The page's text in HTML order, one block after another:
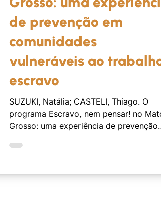
Grosso: uma experiência
de prevenção em
comunidades
vulneráveis ao trabalho
escravo
SUZUKI, Natália; CASTELI, Thiago. O
programa Escravo, nem pensar! no Mato
Grosso: uma experiência de prevenção